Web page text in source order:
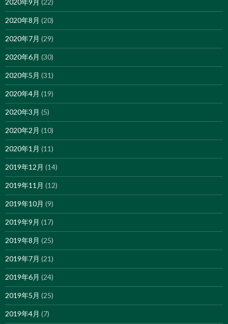
2020年8月 (20)
2020年7月 (29)
2020年6月 (30)
2020年5月 (31)
2020年4月 (19)
2020年3月 (5)
2020年2月 (10)
2020年1月 (11)
2019年12月 (14)
2019年11月 (12)
2019年10月 (9)
2019年9月 (17)
2019年8月 (25)
2019年7月 (21)
2019年6月 (24)
2019年5月 (25)
2019年4月 (7)